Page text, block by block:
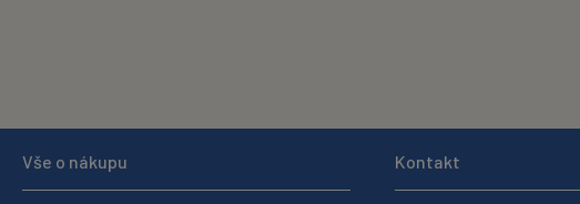
Vše o nákupu Kontakt